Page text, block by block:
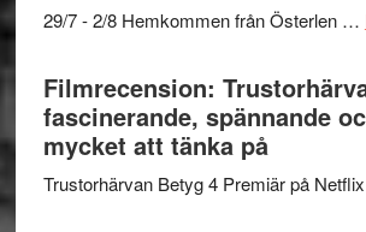
29/7 - 2/8 Hemkommen från Österlen …
Filmrecension:
fascinerande, spännande
mycket att tänka på
Trustorhärvan Betyg 4 Premiär på